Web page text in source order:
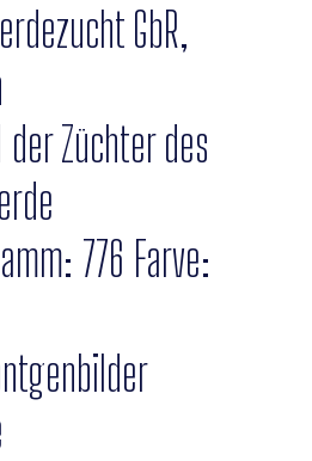
GbR,
der Züchter des
776 Farve: